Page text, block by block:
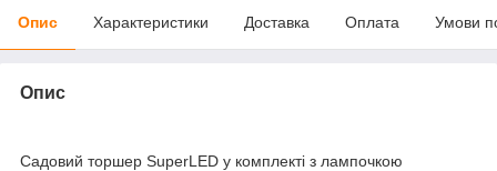
Опис Характеристики Доставка Оплата Умови
Опис
Садовий торшер SuperLED у комплекті з лампочкою